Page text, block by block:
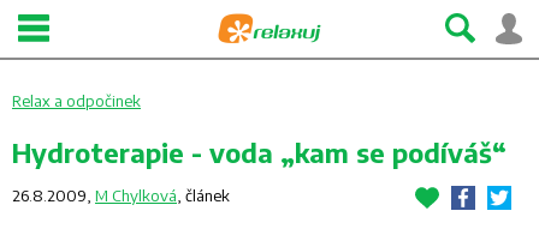
Relax a odpočinek
Hydroterapie - voda „kam se podíváš“
26.8.2009, M Chylková článek